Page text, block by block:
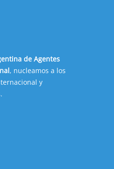
de Agentes
, nucleamos a los
y